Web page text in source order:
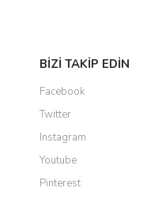
BİZİ TAKİP EDİN
Facebook
Twitter
Instagram
Youtube
Pinterest